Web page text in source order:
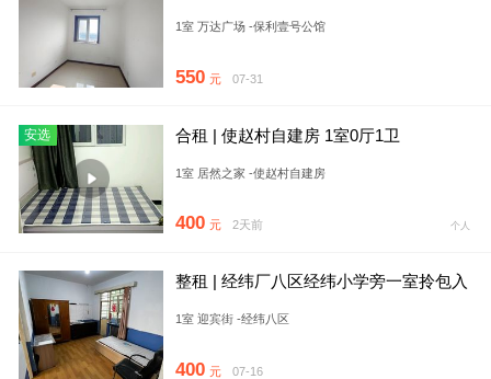
1室 万达广场 -保利壹号公馆
550 元 07-31
安选 合租 | 使赵村自建房 1室0厅1卫
1室 居然之家 -使赵村自建房
400 元 2天前 个人
整租 | 经纬厂八区经纬小学旁一室拎包入
1室 迎宾街 -经纬八区
400 元 07-16